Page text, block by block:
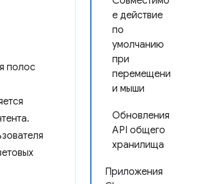
е действие
по
умолчанию
при
перемещени
и мыши
Обновления
API общего
хранилища
Приложения
полос